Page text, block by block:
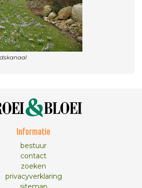
Informatie
bestuur
contact
zoeken
privacyverklaring